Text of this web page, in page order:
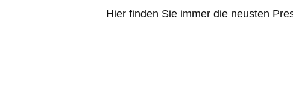
Hier finden Sie immer die neusten